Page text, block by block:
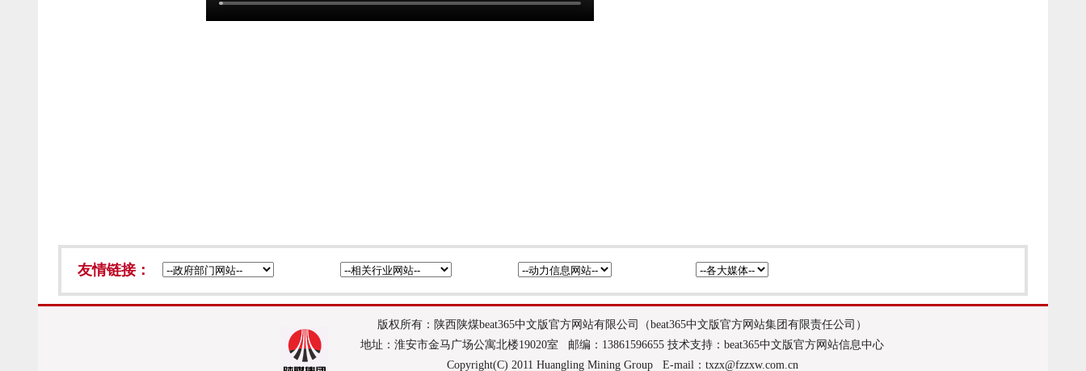
友情链接：
版权所有：陕西陕煤beat365中文版官方网站有限公司（beat365中文版官方网站集团有限责任公司）
地址：淮安市金马广场公寓北楼19020室 邮编：13861596655 技术支持：beat365中文版官方网站信息中心
Copyright(C) 2011 Huangling Mining Group E-mail： txzx@fzzxw.com.cn